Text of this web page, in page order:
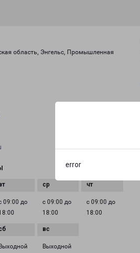
error
область, Энгельс, Промышленная
09:00 до
с 09:00 до
18:00
с 09:00 до
18:00
Выходной Выходной